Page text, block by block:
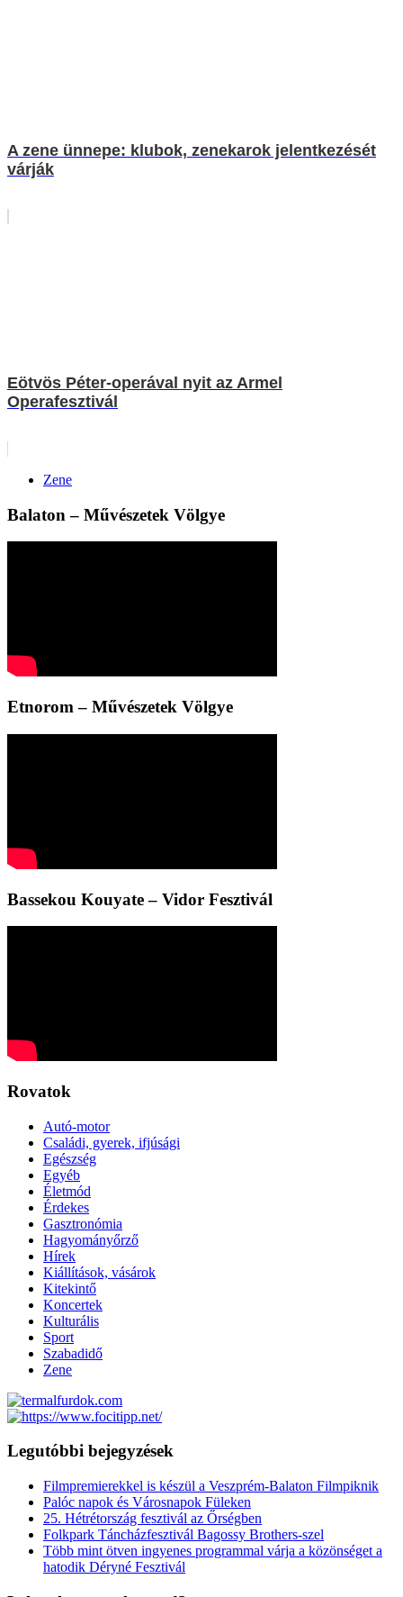
A zene ünnepe: klubok, zenekarok jelentkezését
várják
Eötvös Péter-operával nyit az Armel
Operafesztivál
Zene
Balaton – Művészetek Völgye
Etnorom – Művészetek Völgye
Bassekou Kouyate – Vidor Fesztivál
Rovatok
Autó-motor
Családi, gyerek, ifjúsági
Egészség
Egyéb
Életmód
Érdekes
Gasztronómia
Hagyományőrző
Hírek
Kiállítások, vásárok
Kitekintő
Koncertek
Kulturális
Sport
Szabadidő
Zene
Legutóbbi bejegyzések
Filmpremierekkel is készül a Veszprém-Balaton Filmpiknik
Palóc napok és Városnapok Füleken
25. Hétrétország fesztivál az Őrségben
Folkpark Táncházfesztivál Bagossy Brothers-szel
Több mint ötven ingyenes programmal várja a közönséget a
hatodik Déryné Fesztivál